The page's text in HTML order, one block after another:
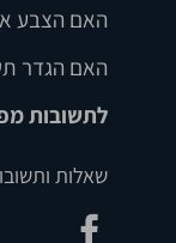
האם הצבע
האם הגדר
לתשובות
שאלות